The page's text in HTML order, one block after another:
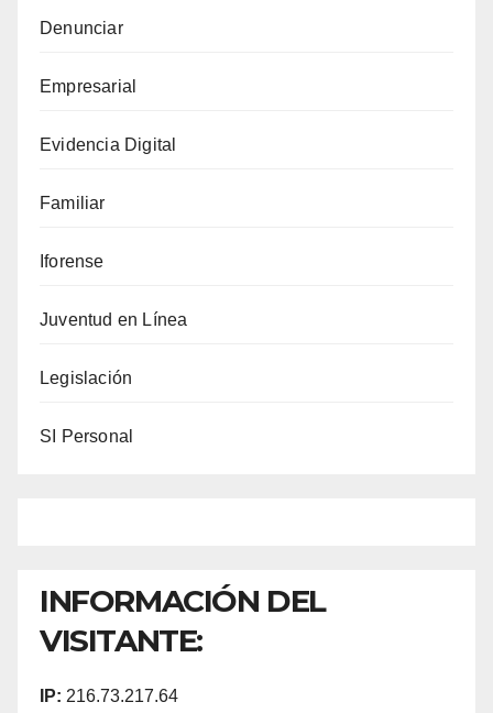
Denunciar
Empresarial
Evidencia Digital
Familiar
Iforense
Juventud en Línea
Legislación
SI Personal
INFORMACIÓN DEL
VISITANTE:
IP: 216.73.217.64